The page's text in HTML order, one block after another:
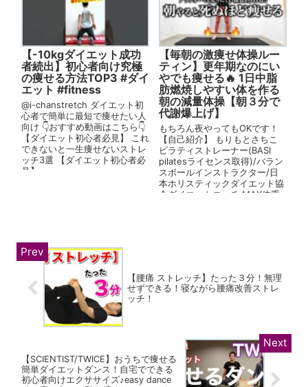
【-10kgダイエット成功
者続出】初心者向け究極
の痩せる方法TOP3 #ダイ
エット #fitness
@i-chanstretch ダイエット初
心者で簡単に最短で痩せたい人
向け 👇おすすめ動画はこちら👇
【ダイエット初心者必見】 これ
できないと一生痩せないストレ
ッチ3選 【ダイエット初心者必
見】 ...
【毎朝の激痩せ体操ルー
ティン】更年期なのにい
やでも痩せる🔥 1日中脂
肪燃焼しやすい体を作る
朝の減量体操【朝３分で
代謝爆上げ】
もちろん夜やってもOKです！
【自己紹介】 もりもとさちこ
ピラティストレーナー(BASI
pilatesライセンス取得)/バラン
スボールインストラクター/日
本ホリスティックダイエット協
会ダイエットコーチ MAX体重
【腰痛 ストレッチ】たった３分！無理
せずできる！寝ながら腰痛改善ストレ
ッチ！
【SCIENTIST/TWICE】おうちで痩せる
簡単ダイエットダンス！自宅でできる
初心者向けエクササイズ♪easy dance